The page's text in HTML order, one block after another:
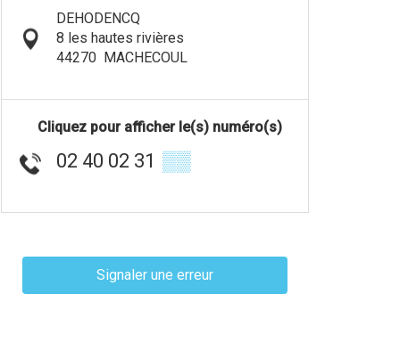
DEHODENCQ
8 les hautes rivières
44270 MACHECOUL
Cliquez pour afficher le(s) numéro(s)
02 40 02 31 ▒▒
Signaler une erreur